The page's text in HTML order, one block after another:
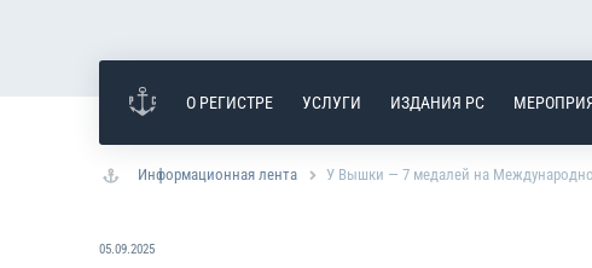
О РЕГИСТРЕ УСЛУГИ ИЗДАНИЯ РС
Информационная лента У Вышки — 7 медалей на
05.09.2025